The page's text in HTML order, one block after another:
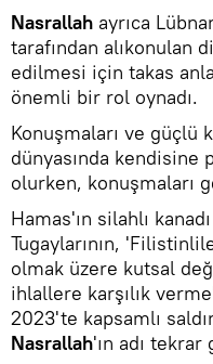
Nasrallah ayrıca
tarafından alıkonulan
edilmesi için takas
önemli bir rol oynadı.
Konuşmaları ve güçlü
dünyasında kendisine
olurken, konuşmaları
Hamas'ın silahlı
Tugaylarının,
olmak üzere kutsal
ihlallere karşılık
2023'te kapsamlı
Nasrallah'ın adı